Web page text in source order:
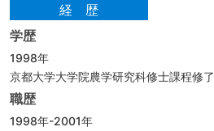
経歴
学歴
1998年
京都大学大学院農学研究科修士課程修了
職歴
1998年-2001年